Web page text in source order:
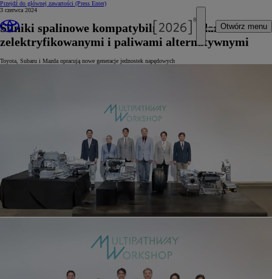
Przejdź do głównej zawartości (Press Enter)
Otwórz menu
3 czerwca 2024
Silniki spalinowe kompatybilne z napędami
zelektryfikowanymi i paliwami alternatywnymi
Toyota, Subaru i Mazda opracują nowe generacje jednostek napędowych